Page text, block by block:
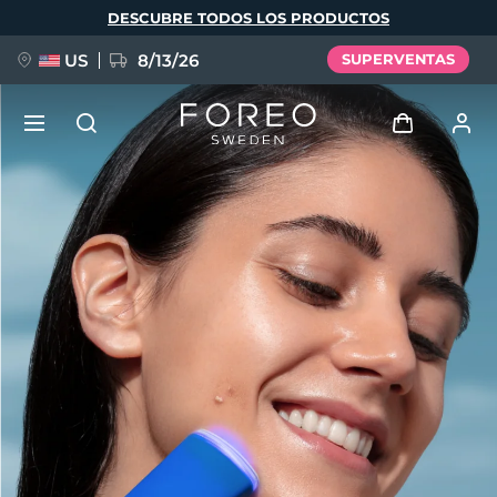
DESCUBRE TODOS LOS PRODUCTOS
US 8/13/26 SUPERVENTAS
Iniciar sesión
Perfil de usuario
Mis dispositivos
Mis pedidos
Mis direcciones
Mis suscripciones
NUEVO
FAQ™ Pure Beauty-Tech Elixir
BREAKING NEWS
issa™ Teeth Whitening Set
Idioma
English Deutsch
Español
Français
Português
Polski
Русский
Türkçe
简体中文 繁體中文